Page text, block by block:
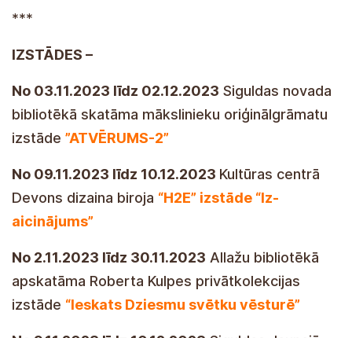
***
IZSTĀDES –
No 03.11.2023 līdz 02.12.2023 Siguldas novada
bibliotēkā skatāma mākslinieku oriģinālgrāmatu
izstāde ”ATVĒRUMS-2”
No 09.11.2023 līdz 10.12.2023 Kultūras centrā
Devons dizaina biroja “H2E” izstāde “Iz-
aicinājums”
No 2.11.2023 līdz 30.11.2023 Allažu bibliotēkā
apskatāma Roberta Kulpes privātkolekcijas
izstāde “Ieskats Dziesmu svētku vēsturē”